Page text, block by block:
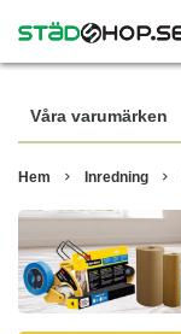
Våra varumärken
Hem Inredning